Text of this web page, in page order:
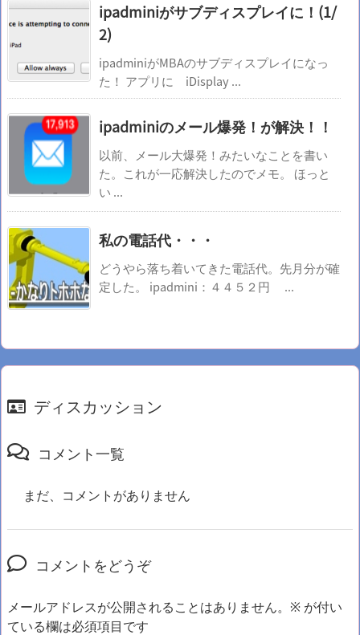
ipadminiがサブディスプレイに！(1/
2)
ipadminiがMBAのサブディスプレイになっ
た！ アプリに iDisplay ...
ipadminiのメール爆発！が解決！！
以前、メール大爆発！みたいなことを書い
た。これが一応解決したのでメモ。 ほっと
い ...
私の電話代・・・
どうやら落ち着いてきた電話代。先月分が確
定した。 ipadmini：４４５２円 ...
ディスカッション
コメント一覧
まだ、コメントがありません
コメントをどうぞ
メールアドレスが公開されることはありません。 ※ が付い
ている欄は必須項目です